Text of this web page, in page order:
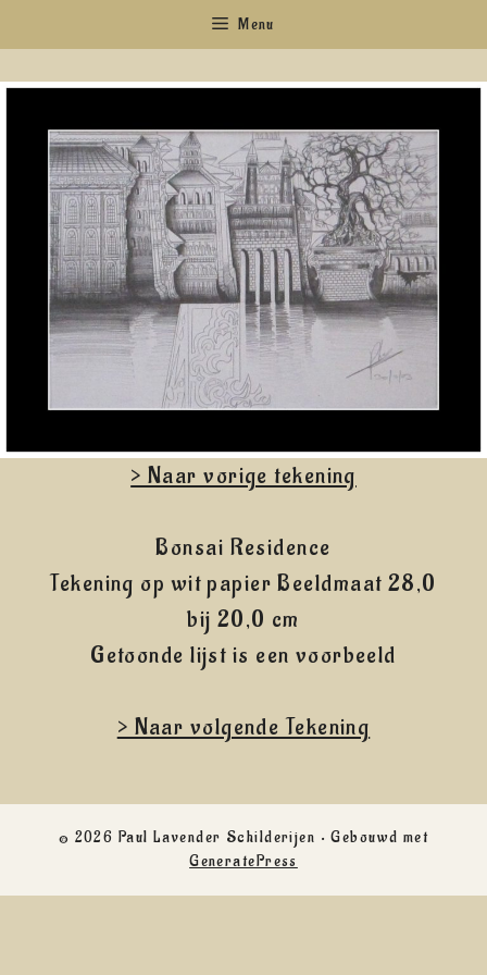
naar
de
inhoud
Menu
> Naar vorige tekening
Bonsai Residence
Tekening op wit papier Beeldmaat 28,0
bij 20,0 cm
Getoonde lijst is een voorbeeld
> Naar volgende Tekening
© 2026 Paul Lavender Schilderijen • Gebouwd met
GeneratePress